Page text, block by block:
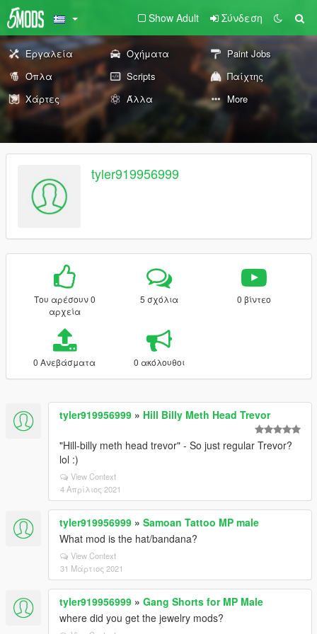
Show Adult Σύνδεση
Εργαλεία Οχήματα
Paint Jobs
Όπλα
Scripts
Παίχτης
Χάρτες
Άλλα More
tyler919956999
Του αρέσουν 0
αρχεία
5 σχόλια 0 βίντεο
0 Ανεβάσματα 0 ακόλουθοι
tyler919956999 » Hill Billy Meth Head Trevor
"Hill-billy meth head trevor" - So just regular Trevor?
lol :)
View Context
4 Απρίλιος 2021
tyler919956999 » Samoan Tattoo MP male
What mod is the hat/bandana?
View Context
31 Μάρτιος 2021
tyler919956999 » Gang Shorts for MP Male
where did you get the jewelry mods?